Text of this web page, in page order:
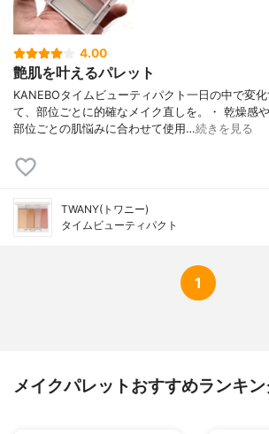
4.00
艶肌を叶えるパレット
KANEBOタイムビューティパクト一日の中で変
て、部位ごとに的確なメイク直しを。・ 乾燥感
部位ごとの肌悩みに合わせて使用…続きを見る
TWANY(トワニー)
タイムビューティパクト
1
メイクパレットおすすめランキ